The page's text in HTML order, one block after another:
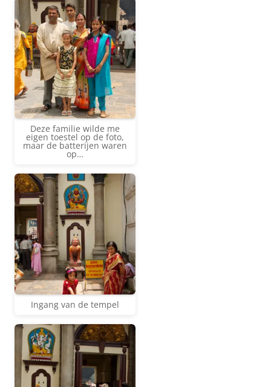
Deze familie wilde me
eigen toestel op de foto,
maar de batterijen waren
op…
Ingang van de tempel